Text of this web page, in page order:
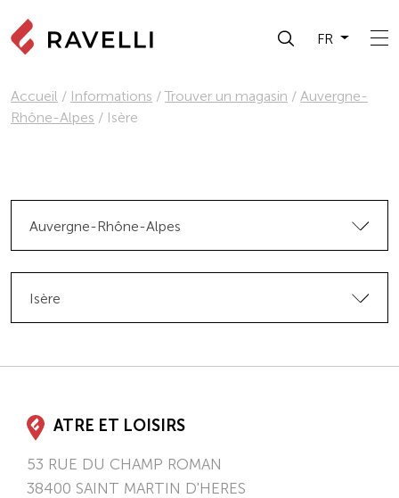
FR
Accueil / Informations / Trouver un magasin / Auvergne-
Rhône-Alpes / Isère
Auvergne-Rhône-Alpes
Isère
ATRE ET LOISIRS
53 RUE DU CHAMP ROMAN
38400 SAINT MARTIN D'HERES